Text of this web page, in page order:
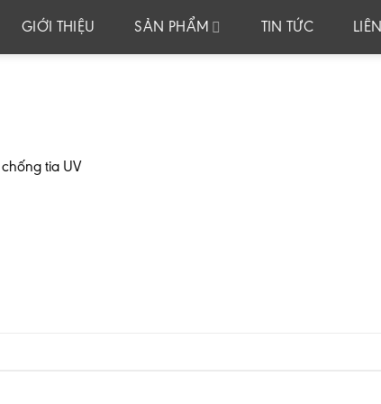
GIỚI THIỆU SẢN PHẨM TIN TỨC
tia UV